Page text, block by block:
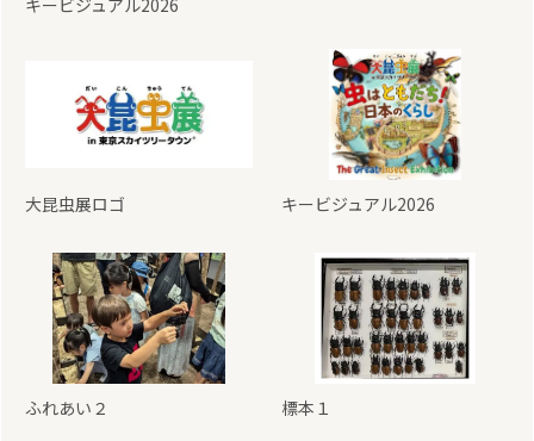
大昆虫展ロゴ キービジュアル2026
ふれあい２ 標本１